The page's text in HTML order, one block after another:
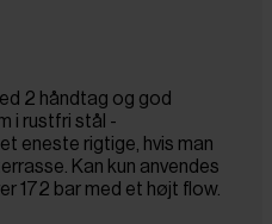
2 håndtag og god
i rustfri stål -
eneste rigtige, hvis man
Kan kun anvendes
172 bar med et højt flow.